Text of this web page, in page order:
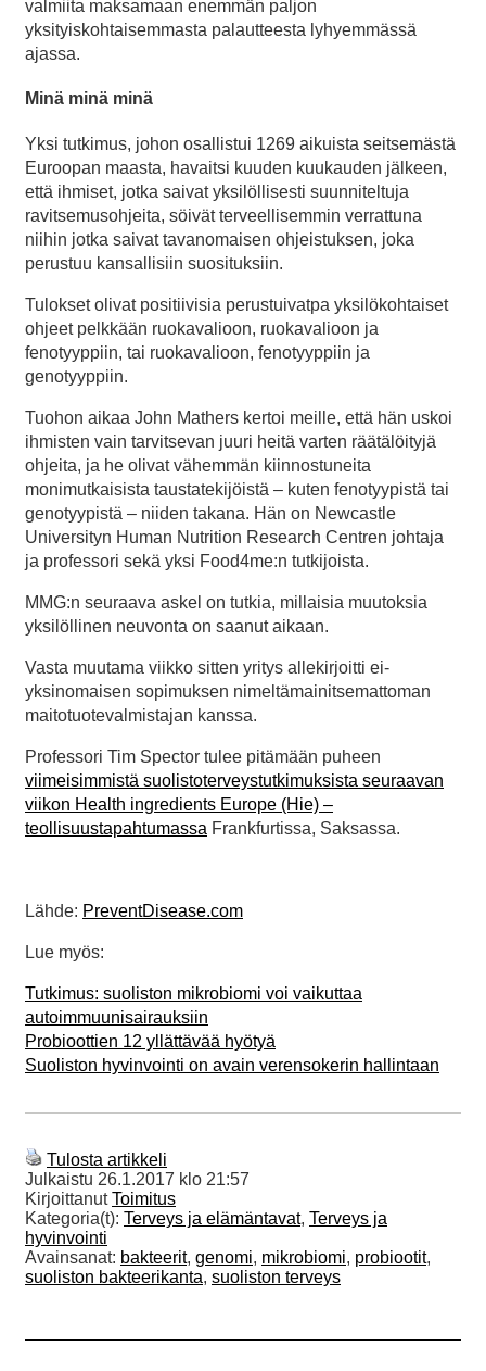
valmiita maksamaan enemmän paljon
yksityiskohtaisemmasta palautteesta lyhyemmässä
ajassa.
Minä minä minä
Yksi tutkimus, johon osallistui 1269 aikuista seitsemästä
Euroopan maasta, havaitsi kuuden kuukauden jälkeen,
että ihmiset, jotka saivat yksilöllisesti suunniteltuja
ravitsemusohjeita, söivät terveellisemmin verrattuna
niihin jotka saivat tavanomaisen ohjeistuksen, joka
perustuu kansallisiin suosituksiin.
Tulokset olivat positiivisia perustuivatpa yksilökohtaiset
ohjeet pelkkään ruokavalioon, ruokavalioon ja
fenotyyppiin, tai ruokavalioon, fenotyyppiin ja
genotyyppiin.
Tuohon aikaa John Mathers kertoi meille, että hän uskoi
ihmisten vain tarvitsevan juuri heitä varten räätälöityjä
ohjeita, ja he olivat vähemmän kiinnostuneita
monimutkaisista taustatekijöistä – kuten fenotyypistä tai
genotyypistä – niiden takana. Hän on Newcastle
Universityn Human Nutrition Research Centren johtaja
ja professori sekä yksi Food4me:n tutkijoista.
MMG:n seuraava askel on tutkia, millaisia muutoksia
yksilöllinen neuvonta on saanut aikaan.
Vasta muutama viikko sitten yritys allekirjoitti ei-
yksinomaisen sopimuksen nimeltämainitsemattoman
maitotuotevalmistajan kanssa.
Professori Tim Spector tulee pitämään puheen
viimeisimmistä suolistoterveystutkimuksista seuraavan
viikon Health ingredients Europe (Hie) –
teollisuustapahtumassa Frankfurtissa, Saksassa.
Lähde: PreventDisease.com
Lue myös:
Tutkimus: suoliston mikrobiomi voi vaikuttaa
autoimmuunisairauksiin
Probioottien 12 yllättävää hyötyä
Suoliston hyvinvointi on avain verensokerin hallintaan
Tulosta artikkeli
Julkaistu 26.1.2017 klo 21:57
KirjoittanutToimitus
Kategoria(t): Terveys ja elämäntavat, Terveys ja
hyvinvointi
Avainsanat: bakteerit, genomi, mikrobiomi, probiootit,
suoliston bakteerikanta, suoliston terveys